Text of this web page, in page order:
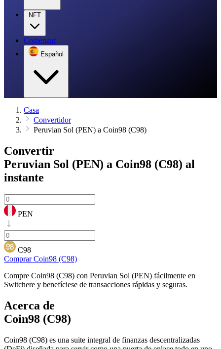
NFT
Comenzar
Español
Casa
Convertidor
Peruvian Sol (PEN) a Coin98 (C98)
Convertir
Peruvian Sol (PEN) a Coin98 (C98) al
instante
PEN
C98
Comprar Coin98 (C98)
Compre Coin98 (C98) con Peruvian Sol (PEN) fácilmente en
Switchere y benefíciese de transacciones rápidas y seguras.
Acerca de
Coin98 (C98)
Coin98 (C98) es una suite integral de finanzas descentralizadas